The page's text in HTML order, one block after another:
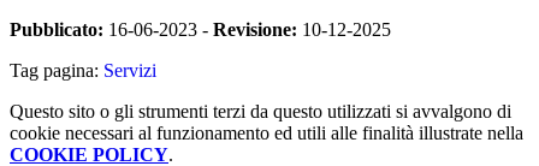
Pubblicato: 16-06-2023 - Revisione: 10-12-2025
Tag pagina: Servizi
Questo sito o gli strumenti terzi da questo utilizzati si avvalgono di
cookie necessari al funzionamento ed utili alle finalità illustrate nella
COOKIE POLICY.